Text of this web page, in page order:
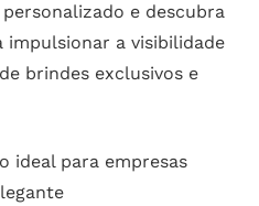
e descubra
impulsionar a visibilidade
brindes exclusivos e
ideal para empresas